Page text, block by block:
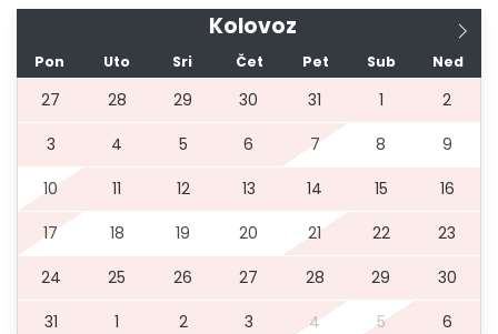
Kolovoz
Pon Uto Sri Čet Pet Sub Ned
27 28 29 30 31 1
2
3
4 5 6 7 8
9
10
11 12 13 14 15
16
17
18 19 20 21 22
23
24
25 26 27 28 29
30
31
1 2 3 4 5 6